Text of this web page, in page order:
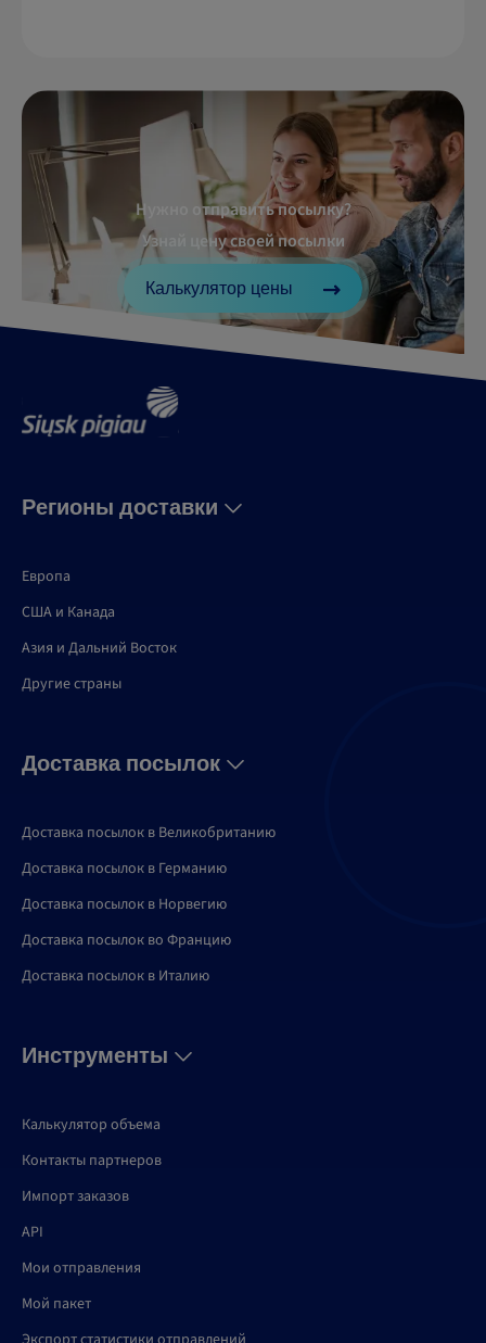
Нужно отправить посылку?
Узнай цену своей посылки
Калькулятор цены
Регионы доставки
Европа
США и Канадa
Азия и Дальний Восток
Другие страны
Доставка посылок
Доставка посылок в Великобританию
Доставка посылок в Германию
Доставка посылок в Норвегию
Доставка посылок во Францию
Доставка посылок в Италию
Инструменты
Калькулятор объема
Контакты партнеров
Импорт заказов
API
Мои отправления
Мой пакет